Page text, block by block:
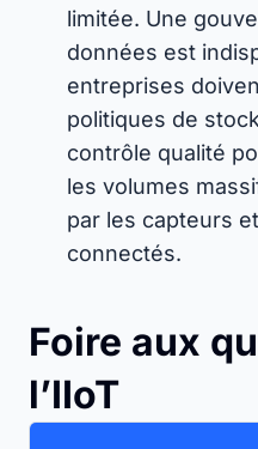
limitée. Une
données est
entreprises
politiques de
contrôle qualité
les volumes
par les capteurs
connectés.
Foire aux
l’IIoT